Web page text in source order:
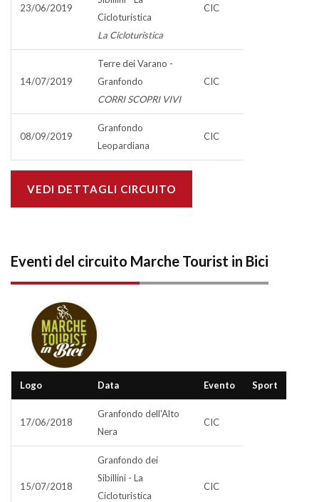
23/06/2019
Cicloturistica
La Cicloturistica
CIC
14/07/2019
Terre dei Varano -
Granfondo
CORRI SCOPRI VIVI
CIC
08/09/2019
Granfondo
Leopardiana
CIC
VEDI DETTAGLI CIRCUITO
Eventi del circuito Marche Tourist in Bici
Logo Data Evento Sport
17/06/2018
Granfondo dell'Alto
Nera
CIC
15/07/2018
Granfondo dei
Sibillini - La
Cicloturistica
CIC